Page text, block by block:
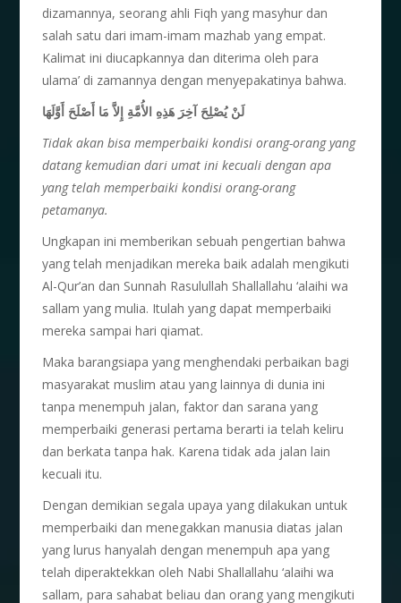
dizamannya, seorang ahli Fiqh yang masyhur dan
salah satu dari imam-imam mazhab yang empat.
Kalimat ini diucapkannya dan diterima oleh para
ulama’ di zamannya dengan menyepakatinya bahwa.
لَنْ يُصْلِحَ آخِرَ هَذِهِ الأُمَّةِ إِلاَّ مَا أَصْلَحَ أَوَّلَهَا
Tidak akan bisa memperbaiki kondisi orang-orang yang
datang kemudian dari umat ini kecuali dengan apa
yang telah memperbaiki kondisi orang-orang
petamanya.
Ungkapan ini memberikan sebuah pengertian bahwa
yang telah menjadikan mereka baik adalah mengikuti
Al-Qur’an dan Sunnah Rasulullah Shallallahu ‘alaihi wa
sallam yang mulia. Itulah yang dapat memperbaiki
mereka sampai hari qiamat.
Maka barangsiapa yang menghendaki perbaikan bagi
masyarakat muslim atau yang lainnya di dunia ini
tanpa menempuh jalan, faktor dan sarana yang
memperbaiki generasi pertama berarti ia telah keliru
dan berkata tanpa hak. Karena tidak ada jalan lain
kecuali itu.
Dengan demikian segala upaya yang dilakukan untuk
memperbaiki dan menegakkan manusia diatas jalan
yang lurus hanyalah dengan menempuh apa yang
telah diperaktekkan oleh Nabi Shallallahu ‘alaihi wa
sallam, para sahabat beliau dan orang yang mengikuti